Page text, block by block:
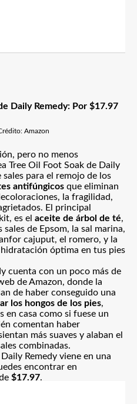
Daily Remedy: Por $17.97
Amazon
pero no menos
Tree Oil Foot Soak de Daily
sales para el remojo de los
antifúngicos que eliminan
la fragilidad,
El principal
es el aceite de árbol de té,
de Epsom, la sal marina,
cajuput, el romero, y la
óptima en tus pies
cuenta con un poco más de
de Amazon, donde la
de haber conseguido una
los hongos de los pies,
en casa como si fuese un
comentan haber
más suaves y alaban el
combinadas.
Remedy viene en una
encontrar en
$17.97.